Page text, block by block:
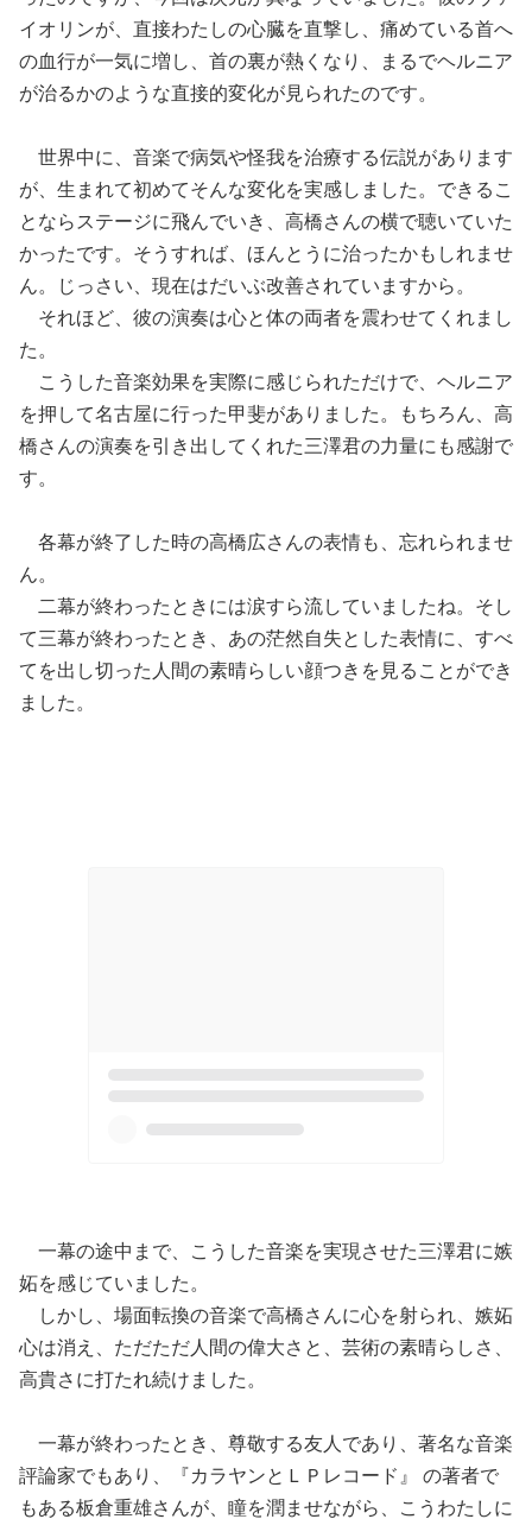
イオリンが、直接わたしの心臓を直撃し、痛めている首へ
の血行が一気に増し、首の裏が熱くなり、まるでヘルニア
が治るかのような直接的変化が見られたのです。
世界中に、音楽で病気や怪我を治療する伝説があります
が、生まれて初めてそんな変化を実感しました。できるこ
とならステージに飛んでいき、高橋さんの横で聴いていた
かったです。そうすれば、ほんとうに治ったかもしれませ
ん。じっさい、現在はだいぶ改善されていますから。
それほど、彼の演奏は心と体の両者を震わせてくれまし
た。
こうした音楽効果を実際に感じられただけで、ヘルニア
を押して名古屋に行った甲斐がありました。もちろん、高
橋さんの演奏を引き出してくれた三澤君の力量にも感謝で
す。
各幕が終了した時の高橋広さんの表情も、忘れられませ
ん。
二幕が終わったときには涙すら流していましたね。そし
て三幕が終わったとき、あの茫然自失とした表情に、すべ
てを出し切った人間の素晴らしい顔つきを見ることができ
ました。
一幕の途中まで、こうした音楽を実現させた三澤君に嫉
妬を感じていました。
しかし、場面転換の音楽で高橋さんに心を射られ、嫉妬
心は消え、ただただ人間の偉大さと、芸術の素晴らしさ、
高貴さに打たれ続けました。
一幕が終わったとき、尊敬する友人であり、著名な音楽
評論家でもあり、『カラヤンとＬＰレコード』 の著者で
もある板倉重雄さんが、瞳を潤ませながら、こうわたしに